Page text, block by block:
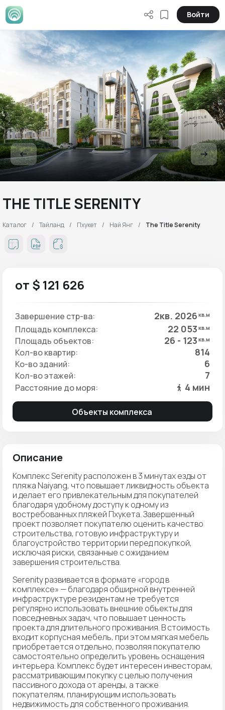
Войти
THE TITLE SERENITY
Каталог Тайланд Пхукет Най Янг The Title Serenity
Описание
Комплекс Serenity расположен в 3 минутах езды от
пляжа Naiyang, что повышает ликвидность объекта
и делает его привлекательным для покупателей
благодаря удобному доступу к одному из
востребованных пляжей Пхукета. Завершенный
проект позволяет покупателю оценить качество
строительства, готовую инфраструктуру и
благоустройство территории перед покупкой,
исключая риски, связанные с ожиданием
завершения строительства.
Serenity развивается в формате «город в
комплексе» — благодаря обширной внутренней
инфраструктуре резидентам не требуется
регулярно использовать внешние объекты для
повседневных задач, что повышает ценность
проекта для длительного проживания. В стоимость
входит корпусная мебель, при этом мягкая мебель
приобретается отдельно, позволяя покупателю
самостоятельно определить уровень оснащения
интерьера. Комплекс будет интересен инвесторам,
рассматривающим покупку с целью получения
пассивного дохода от аренды, а также
покупателям, планирующим использовать
недвижимость для собственного проживания.
от $ 121 626
Завершение стр-ва: 2кв. 2026 кв.м
Площадь комплекса: 22 053 кв.м
Площадь объектов: 26 - 123 кв.м
Кол-во квартир: 814
Ко-во зданий: 6
Кол-во этажей: 7
Расстояние до моря: 4 мин
Объекты комплекса